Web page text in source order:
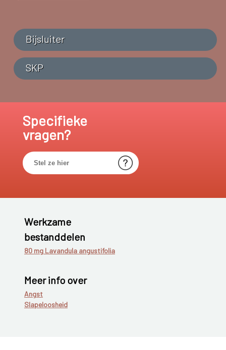
Bijsluiter
SKP
Specifieke
vragen?
Werkzame
bestanddelen
80 mg Lavandula angustifolia
Meer info over
Angst
Slapeloosheid